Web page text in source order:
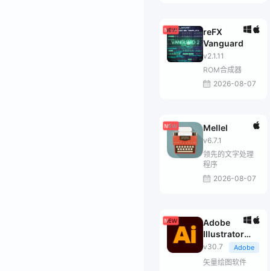
reFX
Vanguard
v2.1.11
ROM合成器
2026-08-07
Mellel
v6.7.1
领先的文字处理
程序
2026-08-07
Adobe
Illustrator
2026
v30.7 Adobe
矢量绘图软件